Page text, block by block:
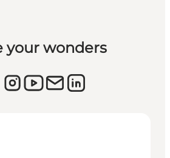
your wonders